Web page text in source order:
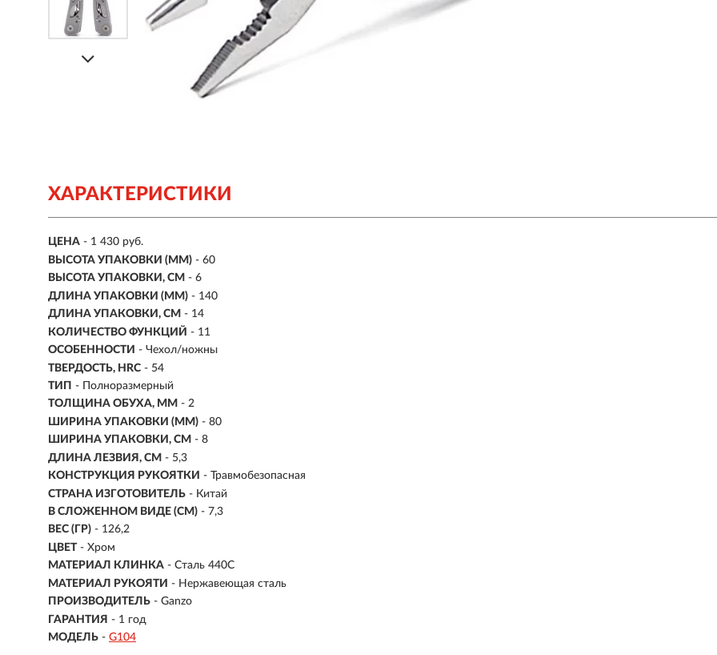
ХАРАКТЕРИСТИКИ
ЦЕНА - 1 430 руб.
ВЫСОТА УПАКОВКИ (ММ) - 60
ВЫСОТА УПАКОВКИ, СМ - 6
ДЛИНА УПАКОВКИ (ММ) - 140
ДЛИНА УПАКОВКИ, СМ - 14
КОЛИЧЕСТВО ФУНКЦИЙ - 11
ОСОБЕННОСТИ - Чехол/ножны
ТВЕРДОСТЬ, HRC - 54
ТИП - Полноразмерный
ТОЛЩИНА ОБУХА, ММ - 2
ШИРИНА УПАКОВКИ (ММ) - 80
ШИРИНА УПАКОВКИ, СМ - 8
ДЛИНА ЛЕЗВИЯ, СМ - 5,3
КОНСТРУКЦИЯ РУКОЯТКИ - Травмобезопасная
СТРАНА ИЗГОТОВИТЕЛЬ - Китай
В СЛОЖЕННОМ ВИДЕ (СМ) - 7,3
ВЕС (ГР) - 126,2
ЦВЕТ - Хром
МАТЕРИАЛ КЛИНКА - Сталь 440C
МАТЕРИАЛ РУКОЯТИ - Нержавеющая сталь
ПРОИЗВОДИТЕЛЬ - Ganzo
ГАРАНТИЯ - 1 год
МОДЕЛЬ - G104